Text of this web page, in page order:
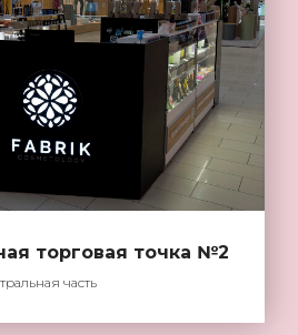
торговая точка №2
часть